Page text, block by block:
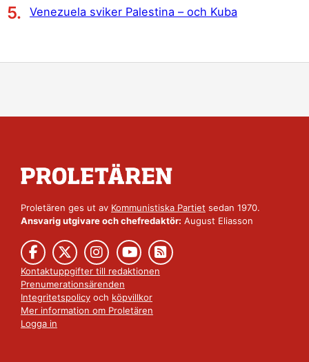
Venezuela sviker Palestina – och Kuba
Proletären ges ut av Kommunistiska Partiet sedan 1970.
Ansvarig utgivare och chefredaktör: August Eliasson
Kontaktuppgifter till redaktionen
Prenumerationsärenden
Integritetspolicy och köpvillkor
Mer information om Proletären
Logga in